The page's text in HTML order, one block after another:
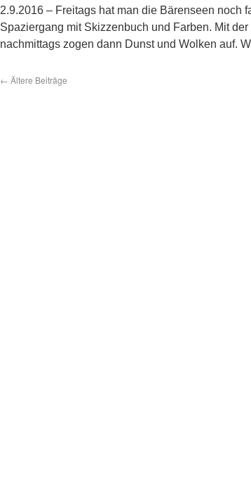
2.9.2016 – Freitags hat man die Bärenseen noch
Spaziergang mit Skizzenbuch und Farben. Mit
nachmittags zogen dann Dunst und Wolken auf.
← Ältere Beiträge